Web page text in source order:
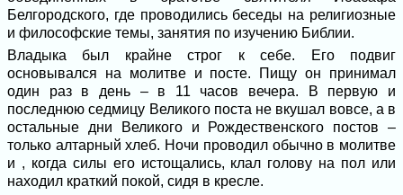
Белгородского, где проводились беседы на религиозные
и философские темы, занятия по изучению Библии.
Владыка был крайне строг к себе. Его подвиг
основывался на молитве и посте. Пищу он принимал
один раз в день – в 11 часов вечера. В первую и
последнюю седмицу Великого поста не вкушал вовсе, а в
остальные дни Великого и Рождественского постов –
только алтарный хлеб. Ночи проводил обычно в молитве
и , когда силы его истощались, клал голову на пол или
находил краткий покой, сидя в кресле.